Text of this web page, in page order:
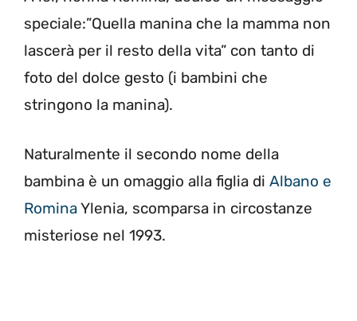
speciale:”Quella manina che la mamma non
lascerà per il resto della vita” con tanto di
foto del dolce gesto (i bambini che
stringono la manina).
Naturalmente il secondo nome della
bambina è un omaggio alla figlia di Albano e
RominaYlenia, scomparsa in circostanze
misteriose nel 1993.